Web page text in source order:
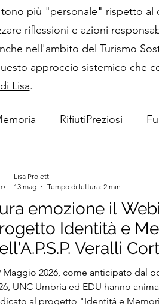
più "personale" rispetto al
riflessioni e azioni
nell'ambito del Turismo
approccio sistemico che
Lisa.
RifiutiPreziosi
emozione il
Identità e
Veralli
riletto con UNC
tra gli Eventi del
Maggio 2026, come anticipato dal
UNC Umbria ed EDU hanno
al progetto "Identità e
Lisa Proietti
13 mag
Tempo di lettura: 2 min